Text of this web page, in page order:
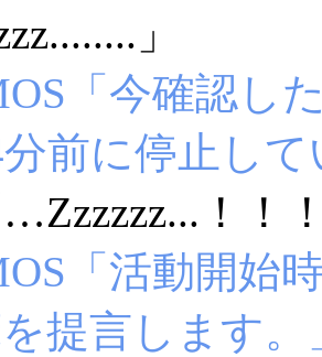
」
「今確認し
前に停止し
！！
「活動開始
提言します。